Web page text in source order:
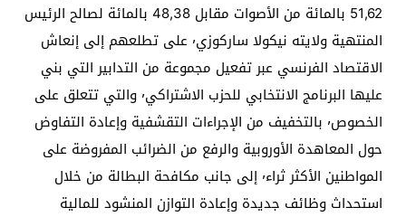
51,62 بالمائة من الأصوات مقابل 48,38 بالمائة لصالح الرئيس
المنتهية ولايته نيكولا ساركوزي٬ على تطلعهم إلى إنعاش
الاقتصاد الفرنسي عبر تفعيل مجموعة من التدابير التي بني
عليها البرنامج الانتخابي للحزب الاشتراكي٬ والتي تتعلق على
الخصوص٬ بالتخفيف من الإجراءات التقشفية وإعادة التفاوض
حول المعاهدة الأوروبية والرفع من الضرائب المفروضة على
المواطنين الأكثر ثراء٬ إلى جانب مكافحة البطالة من خلال
استحداث وظائف جديدة وإعادة التوازن المنشود للمالية